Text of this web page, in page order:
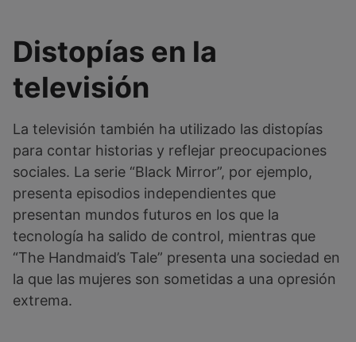
Distopías en la
televisión
La televisión también ha utilizado las distopías
para contar historias y reflejar preocupaciones
sociales. La serie “Black Mirror”, por ejemplo,
presenta episodios independientes que
presentan mundos futuros en los que la
tecnología ha salido de control, mientras que
“The Handmaid’s Tale” presenta una sociedad en
la que las mujeres son sometidas a una opresión
extrema.